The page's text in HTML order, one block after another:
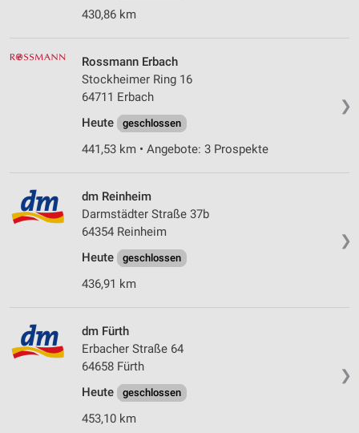
430,86 km
❯
Rossmann Erbach
Stockheimer Ring 16
64711 Erbach
Heute
geschlossen
441,53 km • Angebote: 3 Prospekte
❯
dm Reinheim
Darmstädter Straße 37b
64354 Reinheim
Heute
geschlossen
436,91 km
❯
dm Fürth
Erbacher Straße 64
64658 Fürth
Heute
geschlossen
453,10 km